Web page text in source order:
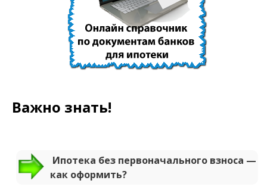
Важно знать!
Ипотека без первоначального взноса —
как оформить?